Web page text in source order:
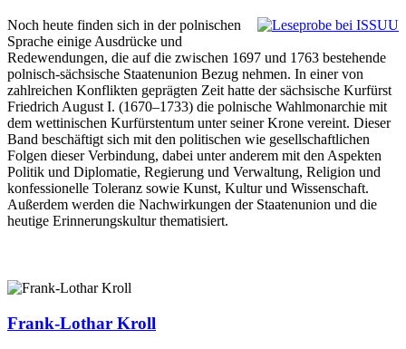
Noch heute finden sich in der polnischen
Sprache einige Ausdrücke und
Redewendungen, die auf die zwischen 1697 und 1763 bestehende
polnisch-sächsische Staatenunion Bezug nehmen. In einer von
zahlreichen Konflikten geprägten Zeit hatte der sächsische Kurfürst
Friedrich August I. (1670–1733) die polnische Wahlmonarchie mit
dem wettinischen Kurfürstentum unter seiner Krone vereint. Dieser
Band beschäftigt sich mit den politischen wie gesellschaftlichen
Folgen dieser Verbindung, dabei unter anderem mit den Aspekten
Politik und Diplomatie, Regierung und Verwaltung, Religion und
konfessionelle Toleranz sowie Kunst, Kultur und Wissenschaft.
Außerdem werden die Nachwirkungen der Staatenunion und die
heutige Erinnerungskultur thematisiert.
Frank-Lothar Kroll